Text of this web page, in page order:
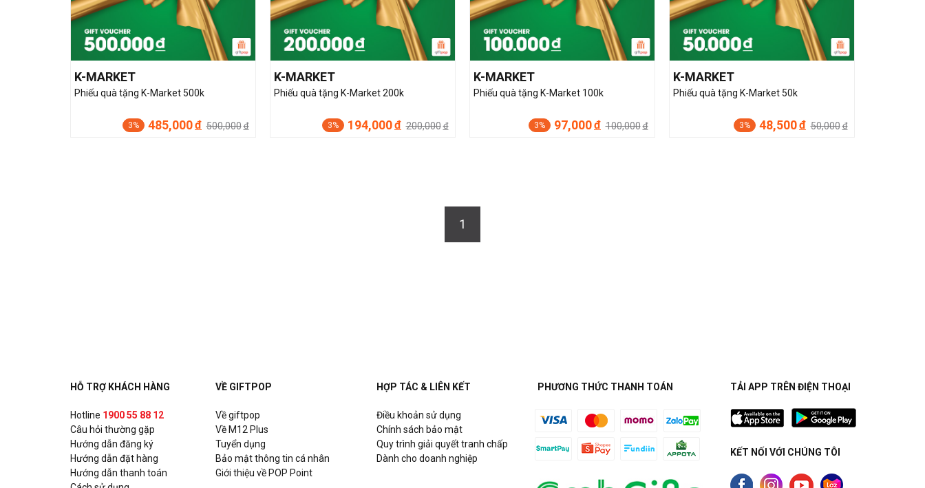
K-MARKET
Phiếu quà tặng K-Market 500k
3% 485,000đ 500,000 đ
K-MARKET
Phiếu quà tặng K-Market 200k
3% 194,000đ 200,000 đ
K-MARKET
Phiếu quà tặng K-Market 100k
3% 97,000đ 100,000 đ
K-MARKET
Phiếu quà tặng K-Market 50k
3% 48,500đ 50,000 đ
1
HỖ TRỢ KHÁCH HÀNG
Hotline 1900 55 88 12
Câu hỏi thường gặp
Hướng dẫn đăng ký
Hướng dẫn đặt hàng
Hướng dẫn thanh toán
VỀ GIFTPOP
Về giftpop
Về M12 Plus
Tuyển dụng
Bảo mật thông tin cá nhân
Giới thiệu về POP Point
HỢP TÁC & LIÊN KẾT
Điều khoản sử dụng
Chính sách bảo mật
Quy trình giải quyết tranh chấp
Dành cho doanh nghiệp
PHƯƠNG THỨC THANH TOÁN TẢI APP TRÊN ĐIỆN THOẠI
KẾT NỐI VỚI CHÚNG TÔI